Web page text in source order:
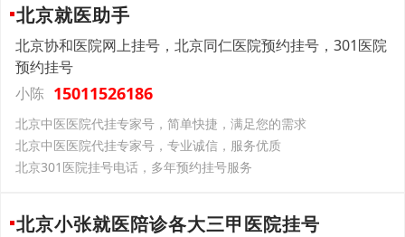
北京就医助手
北京协和医院网上挂号，北京同仁医院预约挂号，301医院
预约挂号
小陈 15011526186
北京中医医院代挂专家号，简单快捷，满足您的需求
北京中医医院代挂专家号，专业诚信，服务优质
北京301医院挂号电话，多年预约挂号服务
北京小张就医陪诊各大三甲医院挂号